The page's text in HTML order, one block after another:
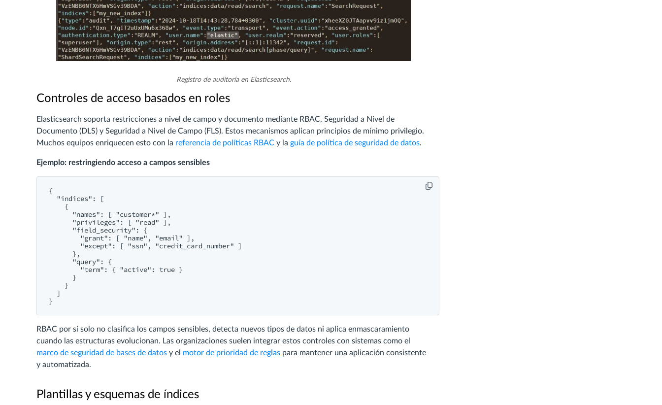
Registro de auditoría en Elasticsearch.
Controles de acceso basados en roles
Elasticsearch soporta restricciones a nivel de campo y documento mediante RBAC, Seguridad a Nivel de
Documento (DLS) y Seguridad a Nivel de Campo (FLS). Estos mecanismos aplican principios de mínimo privilegio.
Muchos equipos enriquecen esto con la referencia de políticas RBAC y la guía de política de seguridad de datos.
Ejemplo: restringiendo acceso a campos sensibles
{
  "indices": [
    {
      "names": [ "customer*" ],
      "privileges": [ "read" ],
      "field_security": {
        "grant": [ "name", "email" ],
        "except": [ "ssn", "credit_card_number" ]
      },
      "query": {
        "term": { "active": true }
      }
    }
  ]
RBAC por sí solo no clasifica los campos sensibles, detecta nuevos tipos de datos ni aplica enmascaramiento
cuando las estructuras evolucionan. Las organizaciones suelen integrar estos controles con sistemas como el
marco de seguridad de bases de datos y el motor de prioridad de reglas para mantener una aplicación consistente
y automatizada.
Plantillas y esquemas de índices